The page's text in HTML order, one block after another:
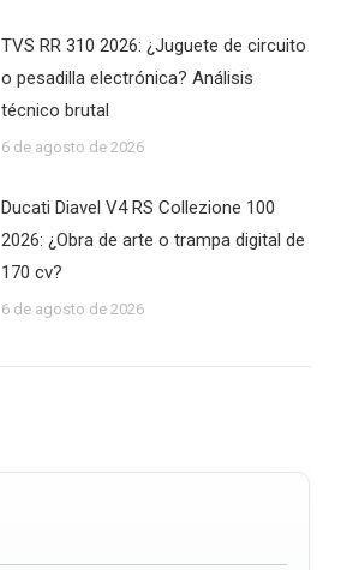
TVS RR 310 2026: ¿Juguete de circuito
o pesadilla electrónica? Análisis
técnico brutal
6 de agosto de 2026
Ducati Diavel V4 RS Collezione 100
2026: ¿Obra de arte o trampa digital de
170 cv?
6 de agosto de 2026